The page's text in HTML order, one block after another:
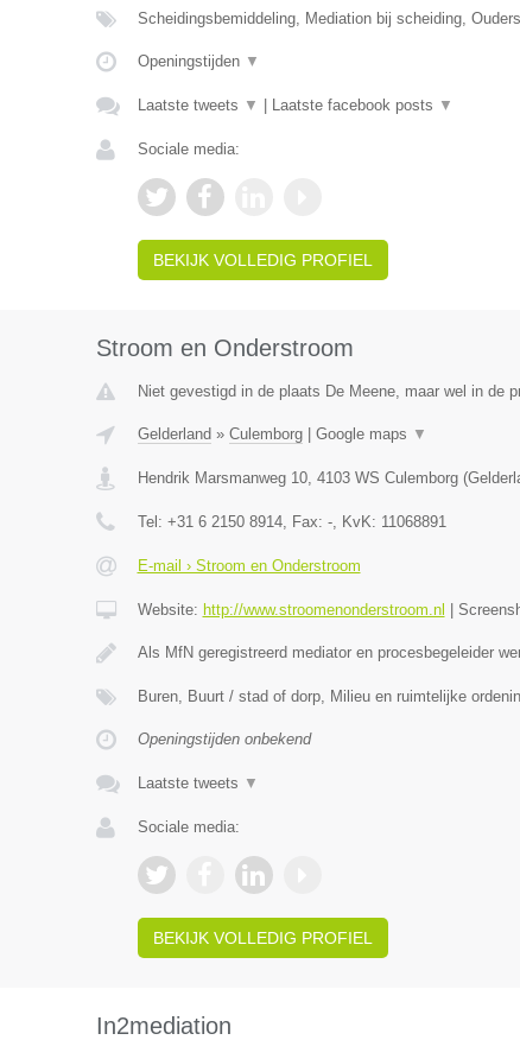
Scheidingsbemiddeling, Mediation bij scheiding,
Openingstijden ▼
Laatste tweets ▼ Laatste facebook posts ▼
Sociale media:
BEKIJK VOLLEDIG PROFIEL
Stroom en Onderstroom
Niet gevestigd in de plaats De Meene, maar wel in de
Gelderland » Culemborg| Google maps ▼
Hendrik Marsmanweg 10, 4103 WS Culemborg(
Tel: +31 6 2150 8914, Fax: -, KvK: 11068891
E-mail › Stroom en Onderstroom
Website: http://www.stroomenonderstroom.nl
Als MfN geregistreerd mediator en procesbegeleider
Buren, Buurt / stad of dorp, Milieu en ruimtelijke
Openingstijden onbekend
Laatste tweets ▼
Sociale media:
BEKIJK VOLLEDIG PROFIEL
In2mediation